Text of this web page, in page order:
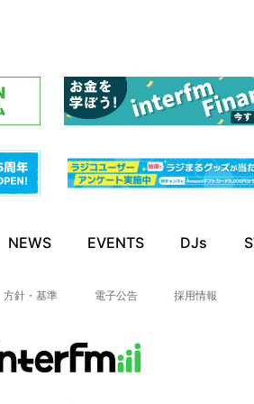
NEWS EVENTS DJs
方針・基準 電子公告 採用情報